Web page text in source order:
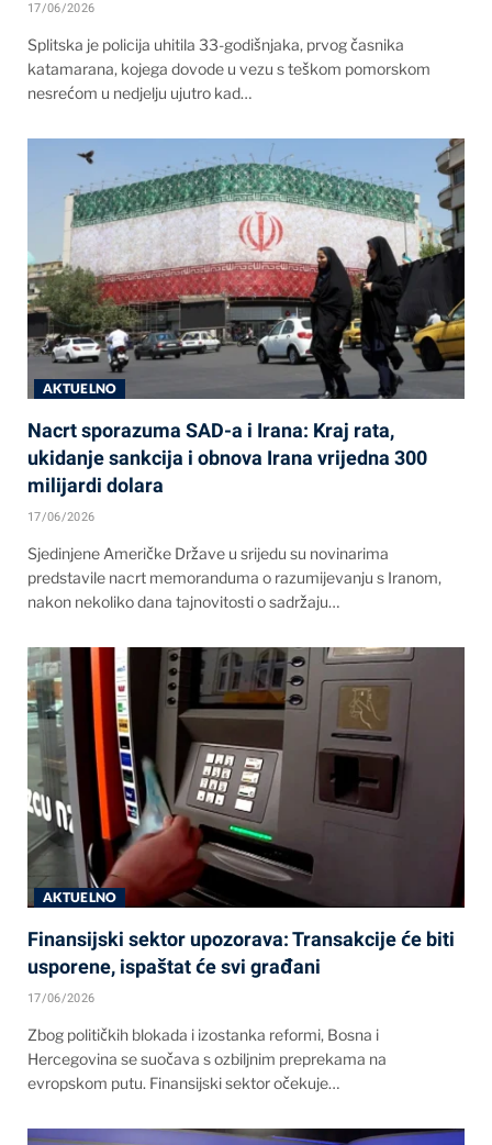
17/06/2026
Splitska je policija uhitila 33-godišnjaka, prvog časnika
katamarana, kojega dovode u vezu s teškom pomorskom
nesrećom u nedjelju ujutro kad…
AKTUELNO
Nacrt sporazuma SAD-a i Irana: Kraj rata,
ukidanje sankcija i obnova Irana vrijedna 300
milijardi dolara
17/06/2026
Sjedinjene Američke Države u srijedu su novinarima
predstavile nacrt memoranduma o razumijevanju s Iranom,
nakon nekoliko dana tajnovitosti o sadržaju…
AKTUELNO
Finansijski sektor upozorava: Transakcije će biti
usporene, ispaštat će svi građani
17/06/2026
Zbog političkih blokada i izostanka reformi, Bosna i
Hercegovina se suočava s ozbiljnim preprekama na
evropskom putu. Finansijski sektor očekuje…